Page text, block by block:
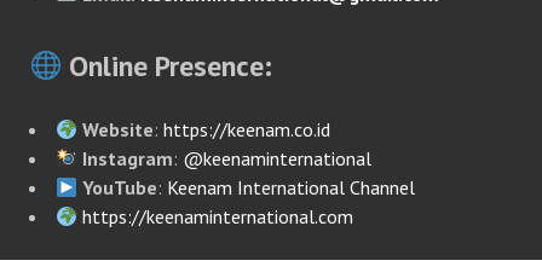
Online Presence:
Website:https://keenam.co.id
Instagram: @keenaminternational
YouTube: Keenam International Channel
https://keenaminternational.com